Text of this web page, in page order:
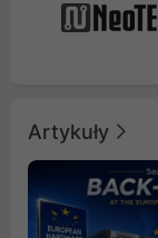
Artykuły